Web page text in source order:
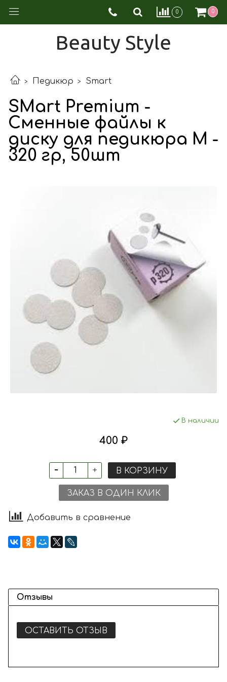
0 0
Beauty Style
Педикюр Smart
SMart Premium -
Сменные файлы к
диску для педикюра М -
320 гр, 50шт
В наличии
400 ₽
В КОРЗИНУ
ЗАКАЗ В ОДИН КЛИК
Добавить в сравнение
Отзывы
ОСТАВИТЬ ОТЗЫВ